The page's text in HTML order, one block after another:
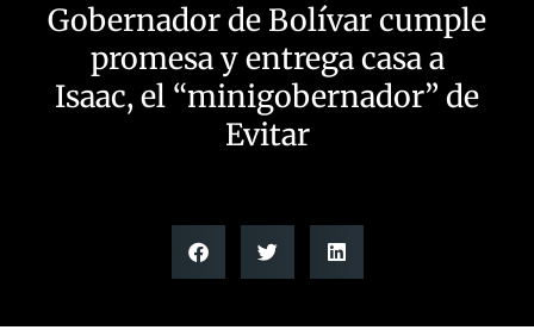
Gobernador de Bolívar cumple
promesa y entrega casa a
Isaac, el “minigobernador” de
Evitar